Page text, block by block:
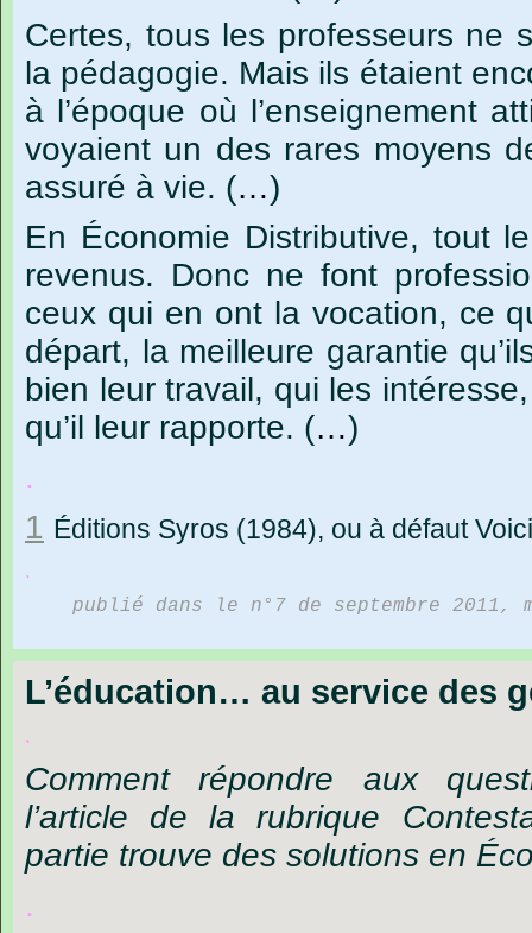
Certes, tous les professeurs ne
la pédagogie. Mais ils étaient
à l’époque où l’enseignement
voyaient un des rares moyens
assuré à vie. (…)
En Économie Distributive, tout le
revenus. Donc ne font
ceux qui en ont la vocation, ce
départ, la meilleure garantie
bien leur travail, qui les intéresse,
qu’il leur rapporte. (…)
.
1 Éditions Syros (1984), ou à défaut
.
publié dans le n°7 de septembre
L’éducation… au service des
.
Comment répondre aux
l’article
de la rubrique
partie trouve des solutions en
.